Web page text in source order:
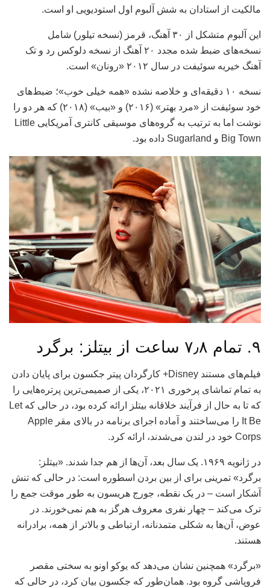
مالکیت از استادان به شش آلبوم اول استودیویی او است.
این آلبوم متشکل از ۳۰ آهنگ، قرمز (نسخه تیلور) شامل
نسخه‌های ضبط شده مجدد ۲۰ آهنگ از نسخه دلوکس رد و تک
آهنگ خیریه سوئیفت در سال ۲۰۱۲ «رونان» است.
نسخه ۱۰ دقیقه‌ای و خلاصه نشده «همه خیلی خوب»؛ ضبط‌های
خود سوئیفت از «مرد بهتر» (۲۰۱۶) و «بیب» (۲۰۱۸) که هر دو را
نوشت اما به ترتیب به گروه‌های موسیقی کانتری آمریکایی Little
Big Town و Sugarland داده بود.
۹. تمام ۷٫۸ ساعت از بیتلز: برگرد
فیلم‌های مستند Disney+ کارگردان پیتر جکسون برای پایان دادن
به تمام تماشای پرخوری ۲۰۲۱، یکی از صمیمی‌ترین پرتره‌هایی را
که تا به حال از فرآیند خلاقانه بیتلز ارائه کرده بود، در حالی که Let
It Be را می‌ساختند و آماده اجرای برنامه در بالای مقر Apple
Corps خود در لندن می‌شدند، ارائه کرد.
در ژانویه ۱۹۶۹. یک سال بعد، آن‌ها از هم جدا شدند. «بیتلز:
برگرد» تمرینی برای از بین بردن اسطوره است: در حالی که تنش
آشکار است – در یک نقطه، جورج هریسون به طور موقت جمع را
ترک می‌کند – چهار نفری معروف هرگز به هم نمی‌خورند. در
عوض، آن‌ها به شکلی متمدنانه، ارتباطی و بالاتر از همه، برادرانه
هستند.
«برگرد» همچنین نشان می‌دهد که یوکو اونو به سختی مقصر
فروپاشی گروه بود. همان‌طور که جکسون بیان کرد، در حالی که